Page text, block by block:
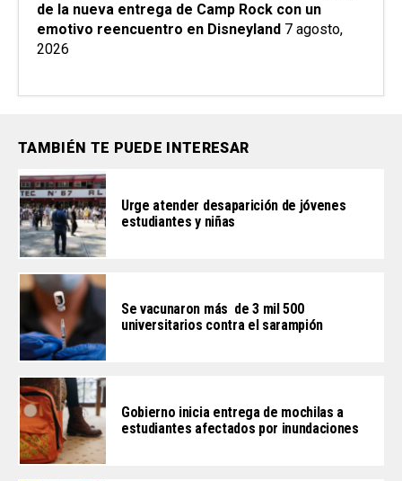
de la nueva entrega de Camp Rock con un
emotivo reencuentro en Disneyland 7 agosto,
2026
TAMBIÉN TE PUEDE INTERESAR
Urge atender desaparición de jóvenes
estudiantes y niñas
Se vacunaron más de 3 mil 500
universitarios contra el sarampión
Gobierno inicia entrega de mochilas a
estudiantes afectados por inundaciones